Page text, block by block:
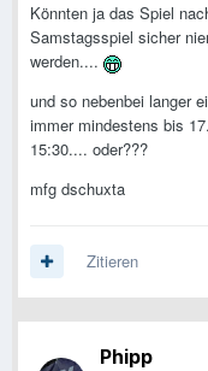
Könnten ja das Spiel
Samstagsspiel sicher
werden....
und so nebenbei langer
immer mindestens bis
15:30.... oder???
mfg dschuxta
Zitieren
Phipp